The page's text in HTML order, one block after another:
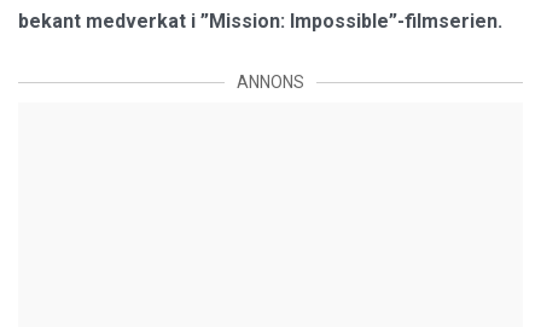
bekant medverkat i ”Mission: Impossible”-filmserien.
ANNONS